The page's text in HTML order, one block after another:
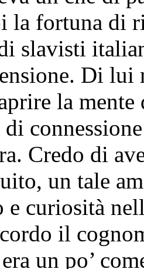
la fortuna di
slavisti
Di
la
di
Credo di
un tale
curiosità
il
un po’